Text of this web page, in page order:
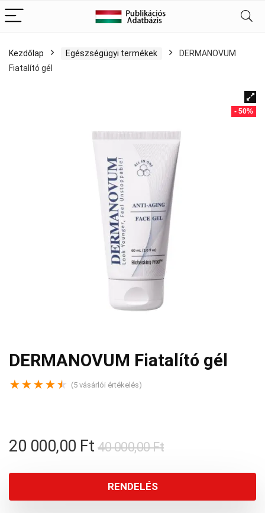
Kezdőlap Egészségügyi termékek
DERMANOVUM
Fiatalító gél
- 50%
DERMANOVUM Fiatalító gél
★★★★★ (5 vásárlói értékelés)
40 000,00FtOriginal
20 000,00 Ft
Current
RENDELÉS